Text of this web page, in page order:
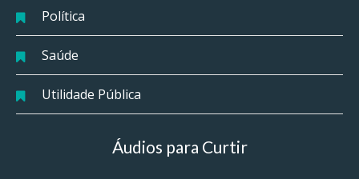
Política
Saúde
Utilidade Pública
Áudios para Curtir